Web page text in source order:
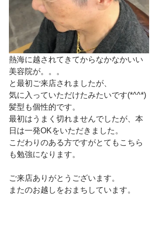
熱海に越されてきてからなかなかいい
美容院が。。。
と最初ご来店されましたが、
気に入っていただけたみたいです(*^^*)
髪型も個性的です。
最初はうまく切れませんでしたが、本
日は一発OKをいただきました。
こだわりのある方ですがとてもこちら
も勉強になります。
ご来店ありがとうございます。
またのお越しをおまちしています。